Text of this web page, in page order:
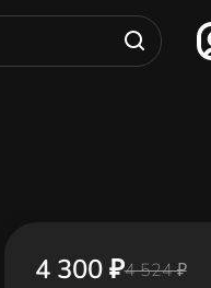
4 300 ₽4 524 ₽